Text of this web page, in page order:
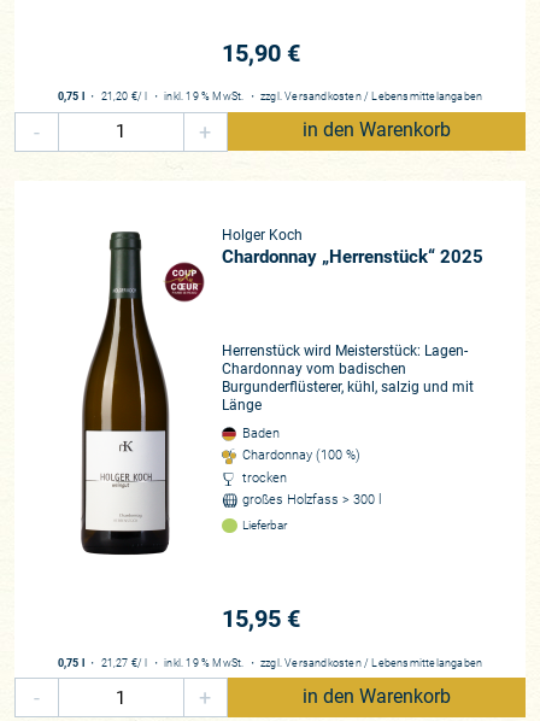
15,90 €
0,75 l ・ 21,20 €/ l ・inkl. 19 % MwSt. ・ zzgl.Versandkosten / Lebensmittelangaben
- + in den Warenkorb
Holger Koch
Chardonnay „Herrenstück“ 2025
Herrenstück wird Meisterstück: Lagen-
Chardonnay vom badischen
Burgunderflüsterer, kühl, salzig und mit
Länge
Baden
Chardonnay (100 %)
trocken
großes Holzfass > 300 l
Lieferbar
15,95 €
0,75 l ・ 21,27 €/ l ・inkl. 19 % MwSt. ・ zzgl.Versandkosten / Lebensmittelangaben
- + in den Warenkorb